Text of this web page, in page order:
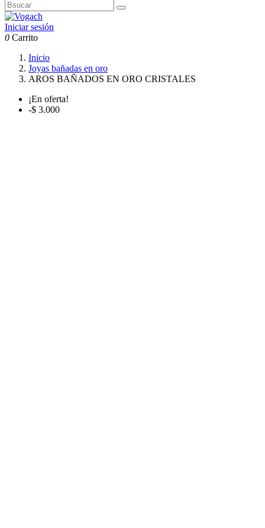
Iniciar sesión
0 Carrito
Inicio
Joyas bañadas en oro
AROS BAÑADOS EN ORO CRISTALES
¡En oferta!
-$ 3.000